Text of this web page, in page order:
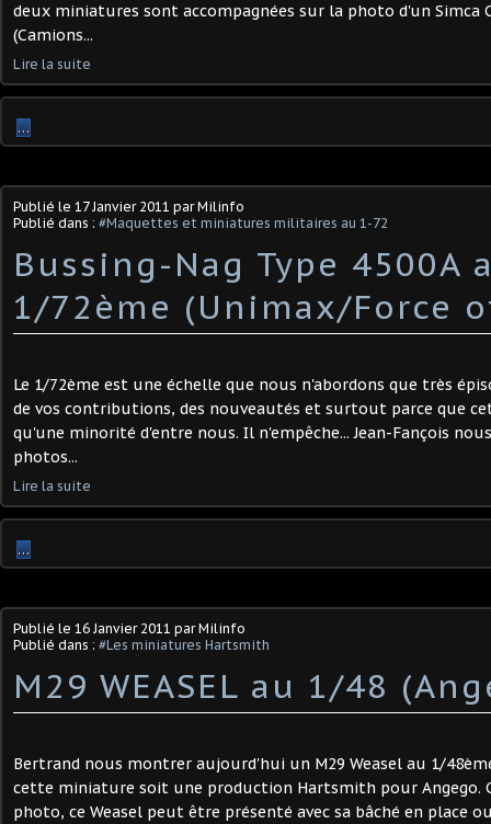
deux miniatures sont accompagnées sur la photo d'un Simca
(Camions...
Lire la suite
…
Publié le 17 Janvier 2011 par Milinfo
Publié dans : #Maquettes et miniatures militaires au 1-72
Bussing-Nag Type 4500A
1/72ème (Unimax/Force
Le 1/72ème est une échelle que nous n'abordons que très
de vos contributions, des nouveautés et surtout parce que
qu'une minorité d'entre nous. Il n'empêche... Jean-Fançois
photos...
Lire la suite
…
Publié le 16 Janvier 2011 par Milinfo
Publié dans : #Les miniatures Hartsmith
M29 WEASEL au 1/48
Bertrand nous montrer aujourd'hui un M29 Weasel au 1/
cette miniature soit une production Hartsmith pour Angego.
photo, ce Weasel peut être présenté avec sa bâché en place